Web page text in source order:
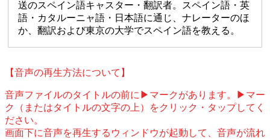
送のスペイン語キャスター・翻訳者。スペイン語・英
語・カタルーニャ語・日本語に通じ、ナレーターのほ
か、翻訳および東京の大学でスペイン語を教える。
【音声の再生方法について】
音声ファイルのタイトルの前に▶マークがあります。▶マー
ク（またはタイトルの文字の上）をクリック・タップしてく
ださい。
画面下に音声を再生するウィンドウが起動して、音声が流れ